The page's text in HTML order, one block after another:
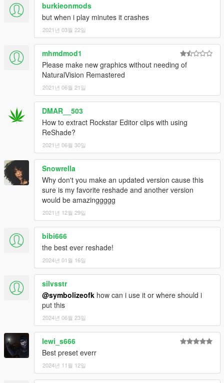
burkieonmods
but when i play minutes it crashes
2021년 03월 22일
mhmdmod1
Please make new graphics without needing of
NaturalVision Remastered
2021년 06월 21일
DMAR__503
How to extract Rockstar Editor clips with using
ReShade?
2021년 06월 30일
Snowrella
Why don't you make an updated version cause this
sure is my favorite reshade and another version
would be amazinggggg
2021년 12월 29일
bibi666
the best ever reshade!
2024년 01월 16일
silvsstr
@symbolizeofk how can i use it or where should i
put this
2024년 06월 23일
lewi_s666
Best preset everr
2024년 11월 12일